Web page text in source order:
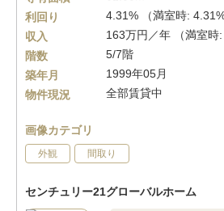
利回り
4.31% （満室時: 4.31%
収入
163万円／年 （満室時:
階数
5/7階
築年月
1999年05月
物件現況
全部賃貸中
画像カテゴリ
外観 間取り
センチュリー21グローバルホーム